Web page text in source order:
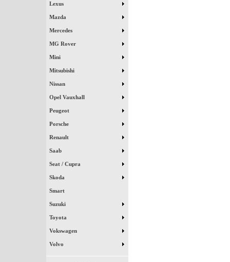
Lexus
Mazda
Mercedes
MG Rover
Mini
Mitsubishi
Nissan
Opel Vauxhall
Peugeot
Porsche
Renault
Saab
Seat / Cupra
Skoda
Smart
Suzuki
Toyota
Vokswagen
Volvo